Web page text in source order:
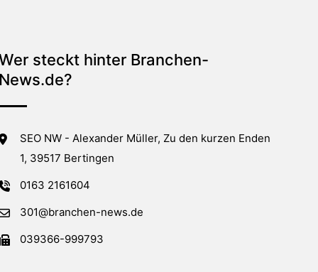
steckt hinter Branchen-
SEO NW - Alexander Müller, Zu den kurzen Enden
1, 39517 Bertingen
0163 2161604
301@branchen-news.de
039366-999793